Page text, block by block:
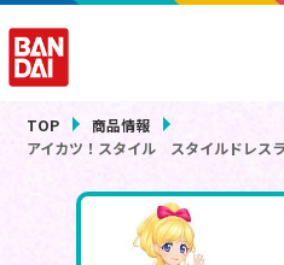
TOP
商品情報
アイカツ！スタイル スタイルドレス